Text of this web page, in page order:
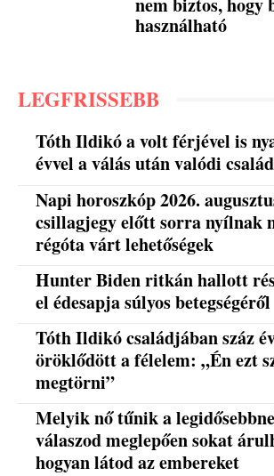
használható
LEGFRISSEBB
Tóth Ildikó a volt férjével is
évvel a válás után valódi
Napi horoszkóp 2026.
csillagjegy előtt sorra nyílnak
régóta várt lehetőségek
Hunter Biden ritkán hallott
el édesapja súlyos betegségéről
Tóth Ildikó családjában száz
öröklődött a félelem: „Én ezt
megtörni”
Melyik nő tűnik a
válaszod meglepően sokat
hogyan látod az embereket